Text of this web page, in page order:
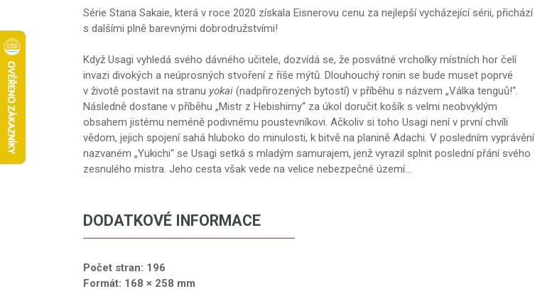
Série Stana Sakaie, která v roce 2020 získala Eisnerovu cenu za nejlepší vycházející sérii, přichází
s dalšími plně barevnými dobrodružstvími!
Když Usagi vyhledá svého dávného učitele, dozvídá se, že posvátné vrcholky místních hor čelí
invazi divokých a neúprosných stvoření z říše mýtů. Dlouhouchý ronin se bude muset poprvé
v životě postavit na stranu yokai (nadpřirozených bytostí) v příběhu s názvem „Válka tenguů!“.
Následně dostane v příběhu „Mistr z Hebishimy“ za úkol doručit košík s velmi neobvyklým
obsahem jistému neméně podivnému poustevníkovi. Ačkoliv si toho Usagi není v první chvíli
vědom, jejich spojení sahá hluboko do minulosti, k bitvě na planině Adachi. V posledním vyprávění
nazvaném „Yukichi“ se Usagi setká s mladým samurajem, jenž vyrazil splnit poslední přání svého
zesnulého mistra. Jeho cesta však vede na velice nebezpečné území...
DODATKOVÉ INFORMACE
Počet stran: 196
Formát: 168 × 258 mm